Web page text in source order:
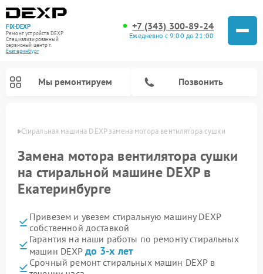
FIX-DEXP
Ремонт устройств DEXP
Специализированный
cервисный центр г.
Екатеринбург
+7 (343) 300-89-24
Ежедневно с 9:00 до 21:00
Мы ремонтируем Позвонить
Стиральная машина DEXP замена мотора вентилятора сушки
Замена мотора вентилятора сушки
на стиральной машине DEXP в
Екатеринбурге
Привезем и увезем стиральную машину DEXP
собственной доставкой
Гарантия на наши работы по ремонту стиральных
машин DEXP до 3-х лет
Срочный ремонт стиральных машин DEXP в